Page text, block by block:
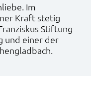
Im
Kraft stetig
Stiftung
und einer der